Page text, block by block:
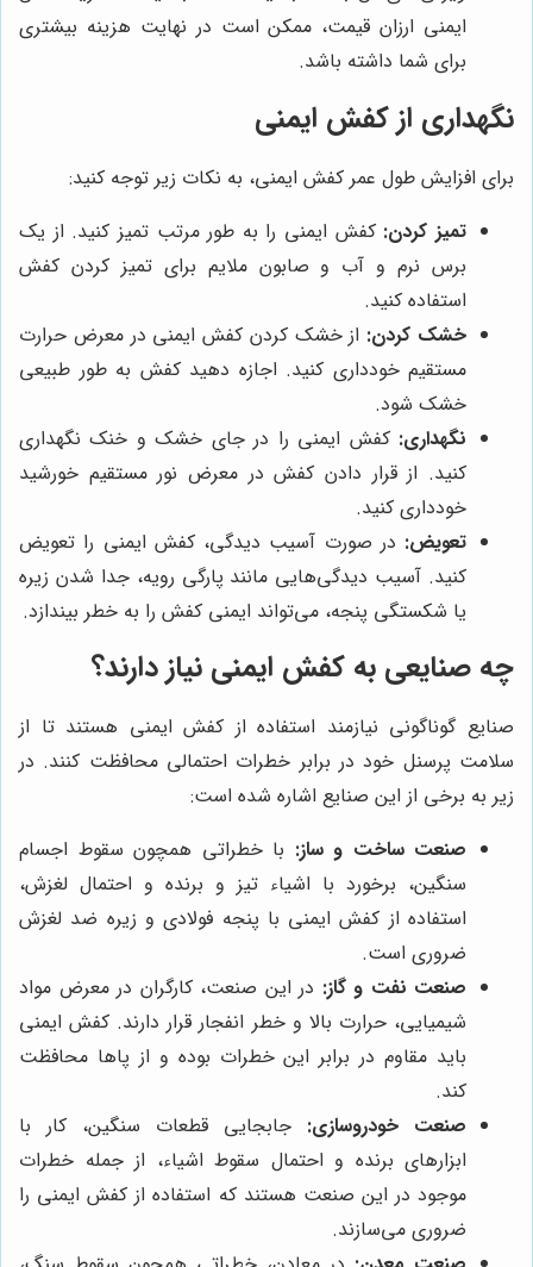
ایمنی ارزان قیمت، ممکن است در نهایت هزینه بیشتری
برای شما داشته باشد.
نگهداری از کفش ایمنی
برای افزایش طول عمر کفش ایمنی، به نکات زیر توجه کنید:
تمیز کردن: کفش ایمنی را به طور مرتب تمیز کنید. از یک
برس نرم و آب و صابون ملایم برای تمیز کردن کفش
استفاده کنید.
خشک کردن: از خشک کردن کفش ایمنی در معرض حرارت
مستقیم خودداری کنید. اجازه دهید کفش به طور طبیعی
خشک شود.
نگهداری: کفش ایمنی را در جای خشک و خنک نگهداری
کنید. از قرار دادن کفش در معرض نور مستقیم خورشید
خودداری کنید.
تعویض: در صورت آسیب دیدگی، کفش ایمنی را تعویض
کنید. آسیب دیدگی‌هایی مانند پارگی رویه، جدا شدن زیره
یا شکستگی پنجه، می‌تواند ایمنی کفش را به خطر بیندازد.
چه صنایعی به کفش ایمنی نیاز دارند؟
صنایع گوناگونی نیازمند استفاده از کفش ایمنی هستند تا از
سلامت پرسنل خود در برابر خطرات احتمالی محافظت کنند. در
زیر به برخی از این صنایع اشاره شده است:
صنعت ساخت و ساز: با خطراتی همچون سقوط اجسام
سنگین، برخورد با اشیاء تیز و برنده و احتمال لغزش،
استفاده از کفش ایمنی با پنجه فولادی و زیره ضد لغزش
ضروری است.
صنعت نفت و گاز: در این صنعت، کارگران در معرض مواد
شیمیایی، حرارت بالا و خطر انفجار قرار دارند. کفش ایمنی
باید مقاوم در برابر این خطرات بوده و از پاها محافظت
کند.
صنعت خودروسازی: جابجایی قطعات سنگین، کار با
ابزارهای برنده و احتمال سقوط اشیاء، از جمله خطرات
موجود در این صنعت هستند که استفاده از کفش ایمنی را
ضروری می‌سازند.